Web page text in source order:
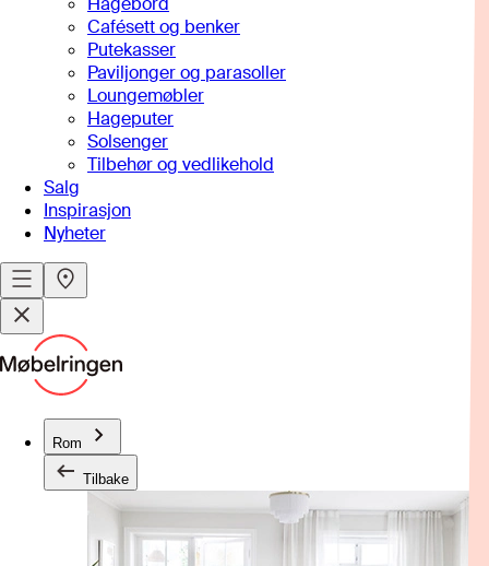
Cafésett og benker
Putekasser
Paviljonger og parasoller
Loungemøbler
Hageputer
Solsenger
Tilbehør og vedlikehold
Salg
Inspirasjon
Nyheter
Rom
Tilbake